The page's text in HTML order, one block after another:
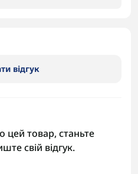
відгук
цей товар, станьте
свій відгук.